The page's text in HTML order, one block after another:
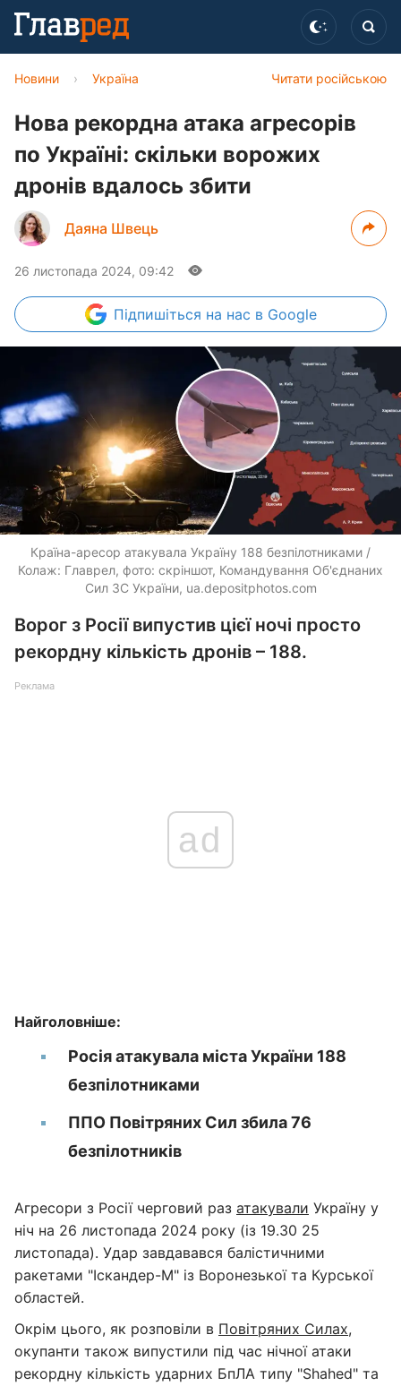
Читати російською
Новини › Україна
Нова рекордна атака агресорів
по Україні: скільки ворожих
дронів вдалось збити
Даяна Швець
26 листопада 2024, 09:42
Підпишіться на нас в Google
Країна-аресор атакувала Україну 188 безпілотниками /
Колаж: Главрел, фото: скріншот, Командування Об'єднаних
Сил ЗС України, ua.depositphotos.com
Ворог з Росії випустив цієї ночі просто
рекордну кількість дронів – 188.
Реклама
ad
Найголовніше:
Росія атакувала міста України 188
безпілотниками
ППО Повітряних Сил збила 76
безпілотників
Агресори з Росії черговий раз атакували Україну у
ніч на 26 листопада 2024 року (із 19.30 25
листопада). Удар завдавався балістичними
ракетами "Іскандер-М" із Воронезької та Курської
областей.
Окрім цього, як розповіли в Повітряних Силах,
окупанти також випустили під час нічної атаки
рекордну кількість ударних БпЛА типу "Shahed" та